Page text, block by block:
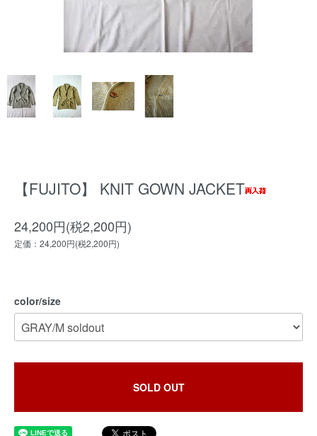
【FUJITO】 KNIT GOWN JACKET
24,200円(税2,200円)
定価：24,200円(税2,200円)
color/size
SOLD OUT